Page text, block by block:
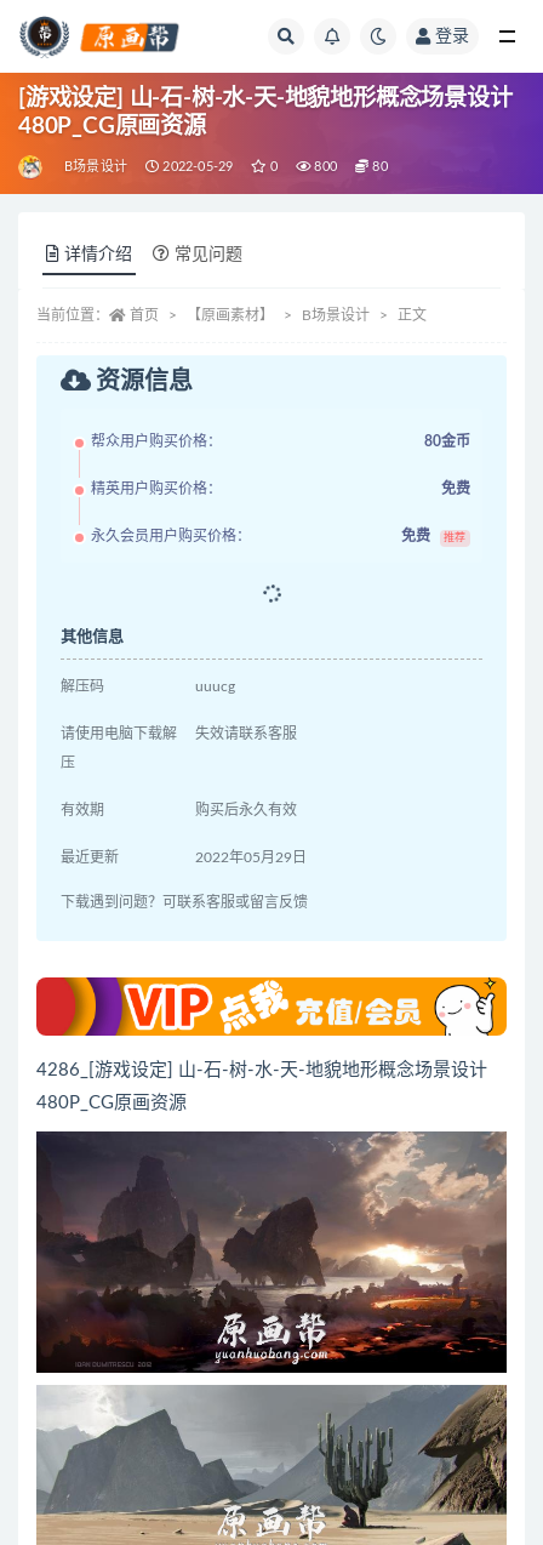
登录
[游戏设定] 山-石-树-水-天-地貌地形概念场景设计
480P_CG原画资源
B场景设计 2022-05-29 0 800 80
详情介绍 常见问题
当前位置： 首页 【原画素材】 B场景设计 正文
资源信息
帮众用户购买价格： 80金币
精英用户购买价格： 免费
永久会员用户购买价格： 免费 推荐
其他信息
解压码 uuucg
请使用电脑下载解
压
失效请联系客服
有效期 购买后永久有效
最近更新 2022年05月29日
下载遇到问题？可联系客服或留言反馈
4286_[游戏设定] 山-石-树-水-天-地貌地形概念场景设计
480P_CG原画资源